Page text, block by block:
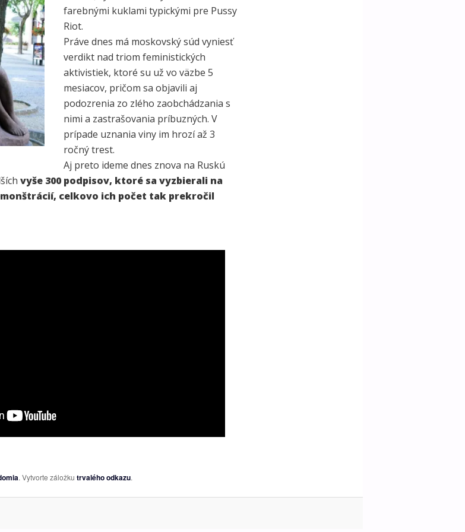
farebnými kuklami typickými pre Pussy
Riot.
Práve dnes má moskovský súd vyniesť
verdikt nad triom feministických
aktivistiek, ktoré su už vo väzbe 5
mesiacov, pričom sa objavili aj
podozrenia zo zlého zaobchádzania s
nimi a zastrašovania príbuzných. V
prípade uznania viny im hrozí až 3
ročný trest.
Aj preto ideme dnes znova na Ruskú
vyše 300 podpisov, ktoré sa vyzbierali na
celkovo ich počet tak prekročil
. Vytvorte záložku trvalého odkazu.